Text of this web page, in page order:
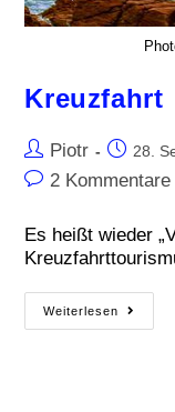
Kreuzfahrt
Piotr 28.
2 Kommentare
Es heißt wieder
Weiterlesen